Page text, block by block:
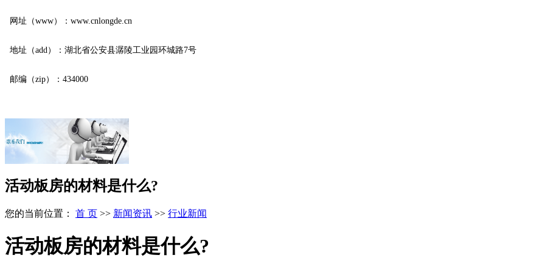
网址（www）：www.cnlongde.cn
地址（add）：湖北省公安县潺陵工业园环城路7号
邮编（zip）：434000
活动板房的材料是什么?
您的当前位置： 首 页 >> 新闻资讯 >> 行业新闻
活动板房的材料是什么?